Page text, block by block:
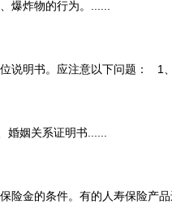
爆炸物的行为。......
明书。应注意以下问题： 1
姻关系证明书......
金的条件。有的人寿保险产